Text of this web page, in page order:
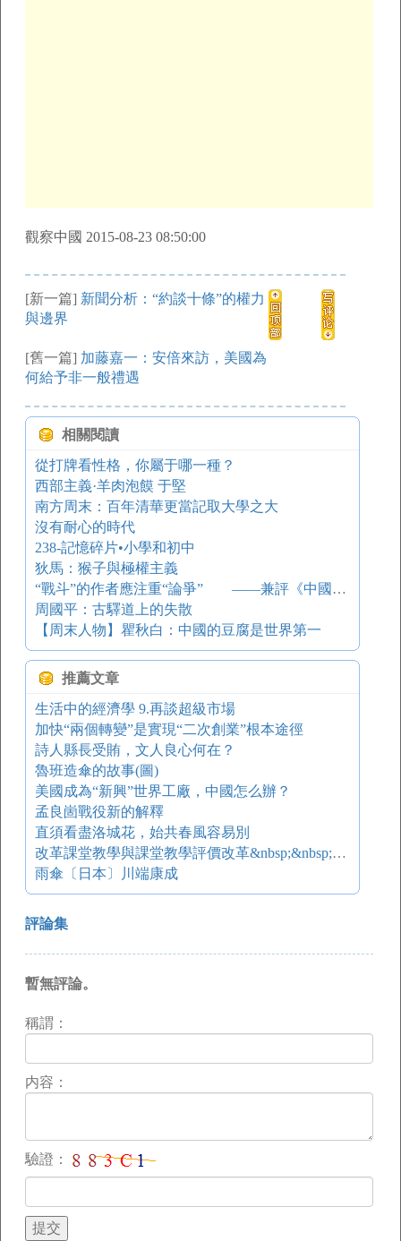
觀察中國 2015-08-23 08:50:00
[新一篇] 新聞分析：“約談十條”的權力
與邊界
[舊一篇] 加藤嘉一：安倍來訪，美國為
何給予非一般禮遇
相關閱讀
從打牌看性格，你屬于哪一種？
西部主義·羊肉泡饃 于堅
南方周末：百年清華更當記取大學之大
沒有耐心的時代
238-記憶碎片•小學和初中
狄馬：猴子與極權主義
“戰斗”的作者應注重“論爭” ——兼評《中國現代文學論爭史》
周國平：古驛道上的失散
【周末人物】瞿秋白：中國的豆腐是世界第一
推薦文章
生活中的經濟學 9.再談超級市場
加快“兩個轉變”是實現“二次創業”根本途徑
詩人縣長受賄，文人良心何在？
魯班造傘的故事(圖)
美國成為“新興”世界工廠，中國怎么辦？
孟良崮戰役新的解釋
直須看盡洛城花，始共春風容易別
改革課堂教學與課堂教學評價改革&nbsp;&nbsp;&nbsp;&nbsp;——“新基礎教育”課堂教學改革的理論與實踐探索之三
雨傘〔日本〕川端康成
評論集
暫無評論。
稱謂：
内容：
驗證：